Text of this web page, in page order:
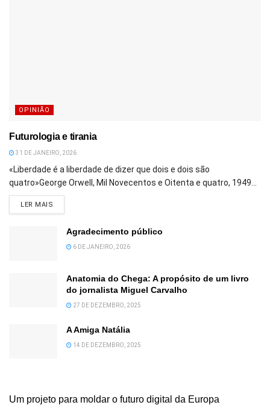
OPINIÃO
Futurologia e tirania
31 DE JANEIRO, 2026
«Liberdade é a liberdade de dizer que dois e dois são
quatro»George Orwell, Mil Novecentos e Oitenta e quatro, 1949...
LER MAIS
Agradecimento público
6 DE JANEIRO, 2026
Anatomia do Chega: A propósito de um livro
do jornalista Miguel Carvalho
27 DE DEZEMBRO, 2025
A Amiga Natália
14 DE DEZEMBRO, 2025
Um projeto para moldar o futuro digital da Europa